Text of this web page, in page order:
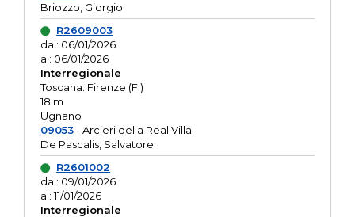
Briozzo, Giorgio
R2609003
dal: 06/01/2026
al: 06/01/2026
Interregionale
Toscana: Firenze (FI)
18 m
Ugnano
09053- Arcieri della Real Villa
De Pascalis, Salvatore
R2601002
dal: 09/01/2026
al: 11/01/2026
Interregionale